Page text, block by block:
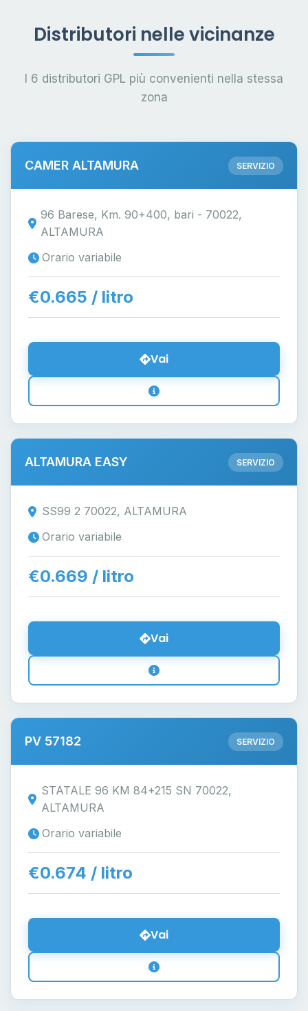
Distributori nelle vicinanze
I 6 distributori GPL più convenienti nella stessa
zona
CAMER ALTAMURA SERVIZIO
96 Barese, Km. 90+400, bari - 70022,
ALTAMURA
Orario variabile
€0.665 / litro
Vai
ALTAMURA EASY SERVIZIO
SS99 2 70022, ALTAMURA
Orario variabile
€0.669 / litro
Vai
PV 57182 SERVIZIO
STATALE 96 KM 84+215 SN 70022,
ALTAMURA
Orario variabile
€0.674 / litro
Vai